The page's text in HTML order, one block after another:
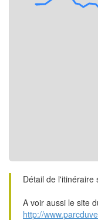
Détail de l'itinéraire
A voir aussi le site
http://